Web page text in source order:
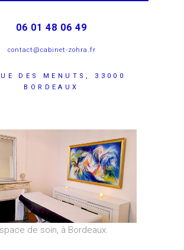
06 01 48 06 49
contact@cabinet-zohra.fr
DES MENUTS, 33000
BORDEAUX
de soin, à Bordeaux.